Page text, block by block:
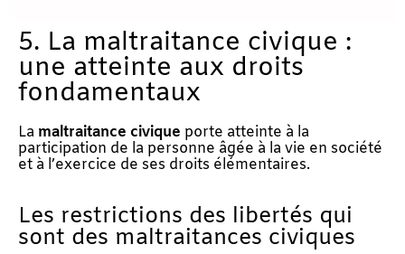
5. La maltraitance civique :
une atteinte aux droits
fondamentaux
La maltraitance civique porte atteinte à la
participation de la personne âgée à la vie en société
et à l’exercice de ses droits élémentaires.
Les restrictions des libertés qui
sont des maltraitances civiques